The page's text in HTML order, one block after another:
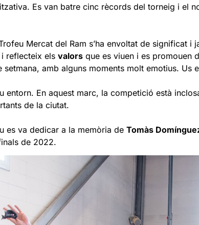
Es van batre cinc rècords del torneig i el
Mercat del Ram s’ha envoltat de significat
reflecteix els valors que es viuen i es promouen
amb alguns moments molt emotius. Us
entorn. En aquest marc, la competició està
de la ciutat.
es va dedicar a la memòria de Tomàs
de 2022.